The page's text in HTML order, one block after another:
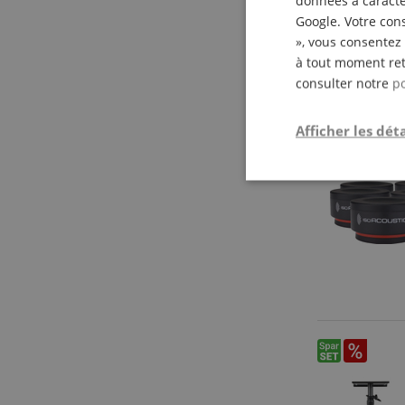
Google. Votre
», vous
à tout moment
consulter notre
Afficher les
nécessaire
Les cookies
la gestion des